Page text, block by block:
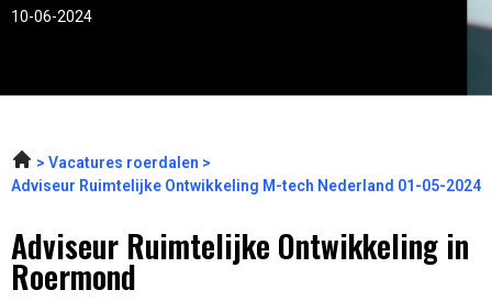
10-06-2024
Vacatures roerdalen
Adviseur Ruimtelijke Ontwikkeling M-tech Nederland 01-05-2024
Adviseur Ruimtelijke Ontwikkeling in
Roermond